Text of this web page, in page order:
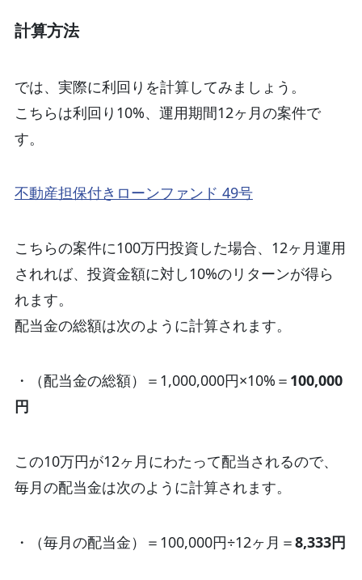
計算方法
では、実際に利回りを計算してみましょう。
こちらは利回り10%、運用期間12ヶ月の案件で
す。
不動産担保付きローンファンド 49号
こちらの案件に100万円投資した場合、12ヶ月運用
されれば、投資金額に対し10%のリターンが得ら
れます。
配当金の総額は次のように計算されます。
・（配当金の総額）＝1,000,000円×10%＝ 100,000
円
この10万円が12ヶ月にわたって配当されるので、
毎月の配当金は次のように計算されます。
・（毎月の配当金）＝100,000円÷12ヶ月＝8,333円